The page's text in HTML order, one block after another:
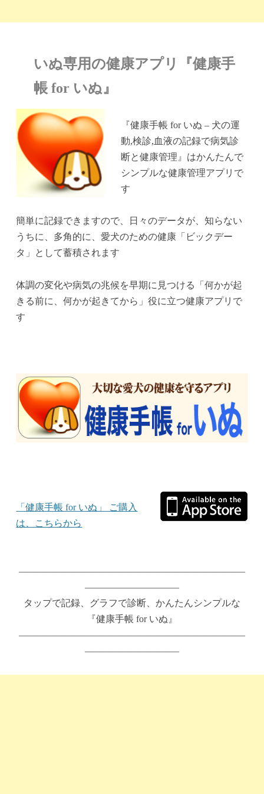
いぬ専用の健康アプリ『健康手
帳 for いぬ』
『健康手帳 for いぬ – 犬の運
動,検診,血液の記録で病気診
断と健康管理』はかんたんで
シンプルな健康管理アプリで
す
簡単に記録できますので、日々のデータが、知らない
うちに、多角的に、愛犬のための健康「ビックデー
タ」として蓄積されます
体調の変化や病気の兆候を早期に見つける「何かが起
きる前に、何かが起きてから」役に立つ健康アプリで
す
「健康手帳 for いぬ」 ご購入
は、こちらから
————————————————————————
——————————
タップで記録、グラフで診断、かんたんシンプルな
『健康手帳 for いぬ』
————————————————————————
——————————